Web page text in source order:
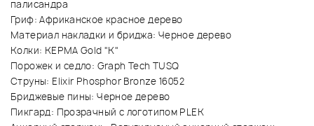
палисандра
Гриф: Африканское красное дерево
Материал накладки и бриджа: Черное дерево
Колки: KEPMA Gold "K"
Порожек и седло: Graph Tech TUSQ
Струны: Elixir Phosphor Bronze 16052
Бриджевые пины: Черное дерево
Пикгард: Прозрачный с логотипом PLEK